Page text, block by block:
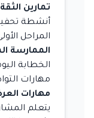
تمارين الثقة
أنشطة
المراحل
الممارسة
الخطابة
مهارات
مهارات
يتعلم